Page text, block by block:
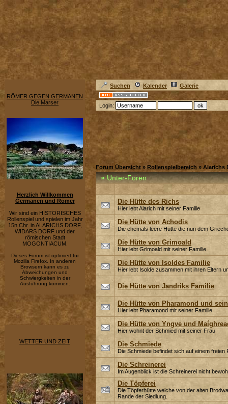
RÖMER GEGEN GERMANEN
Die Marser
Herzlich Willkommen
Germanen und Römer
Wir sind ein HISTORISCHES
Rollenspiel und spielen im Jahr
15n.Chr. in ALARICHS DORF,
WIDARS DORF und der
römischen Stadt
MOGONTIACUM.
Dieses Forum ist optimiert für
Mozilla Firefox. In anderen
Browsern kann es zu
Abweichungen und
Schwiergkeiten in der
Ausführung kommen.
WETTER UND ZEIT
Suchen Kalender Galerie
Login:
Forum Übersicht » Rollenspielbereich » Alarichs
»Unter-Foren
Die Hütte des Richs
Hier lebt Alarich mit seiner Familie
Die Hütte von Achodis
Die ehemals leere Hütte die nun dem
Die Hütte von Grimoald
Hier lebt Grimoald mit seiner Familie
Die Hütte von Isoldes Familie
Hier lebt Isolde zusammen mit ihren Eltern
Die Hütte von Jandriks Familie
Die Hütte von Pharamond und
Hier lebt Pharamond mit seiner Familie
Die Hütte von Yngve und
Hier wohnt der Schmied mit seiner Frau
Die Schmiede
Die Schmiede befindet sich auf einem
Die Schreinerei
Im Augenblick ist die Schreinerei nicht
Die Töpferei
Die Töpferhütte welche von der alten
Rande der Siedlung.